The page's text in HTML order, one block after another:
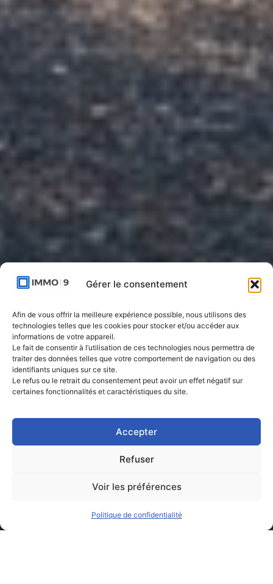
Gérer le consentement
Afin de vous offrir la meilleure expérience possible, nous utilisons des
technologies telles que les cookies pour stocker et/ou accéder aux
informations de votre appareil.
Le fait de consentir à l’utilisation de ces technologies nous permettra de
traiter des données telles que votre comportement de navigation ou des
identifiants uniques sur ce site.
Le refus ou le retrait du consentement peut avoir un effet négatif sur
certaines fonctionnalités et caractéristiques du site.
Accepter
Refuser
Voir les préférences
Politique de confidentialité